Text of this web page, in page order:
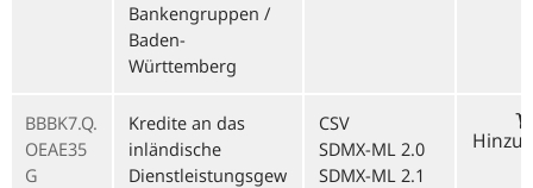
Bankengruppen /
Baden-
Württemberg
BBBK7.Q.
OEAE35
G
Kredite an das
inländische
Dienstleistungsgew
CSV
SDMX-ML 2.0
SDMX-ML 2.1